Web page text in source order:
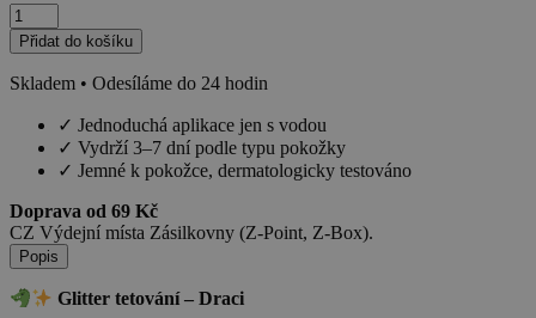
Glitter
tetování
–
Draci
Přidat do košíku
Skladem • Odesíláme do 24 hodin
✓ Jednoduchá aplikace jen s vodou
✓ Vydrží 3–7 dní podle typu pokožky
✓ Jemné k pokožce, dermatologicky testováno
Doprava od 69 Kč
CZ Výdejní místa Zásilkovny (Z-Point, Z-Box).
Popis
Glitter tetování – Draci